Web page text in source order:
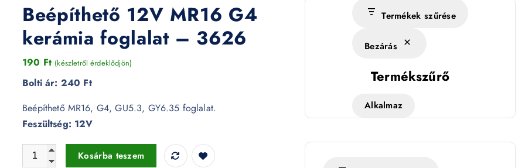
Beépíthető 12V MR16 G4
kerámia foglalat – 3626
190 Ft (készletről érdeklődjön)
Bolti ár: 240 Ft
Beépíthető MR16, G4, GU5.3, GY6.35 foglalat.
Feszültség: 12V
Beépíthető 12V MR16 G4 kerámia foglalat - 3626 mennyiség
Kosárba teszem
Termékek szűrése
Bezárás
Termékszűrő
Alkalmaz